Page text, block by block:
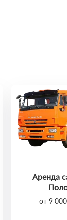
Аренда
от 9